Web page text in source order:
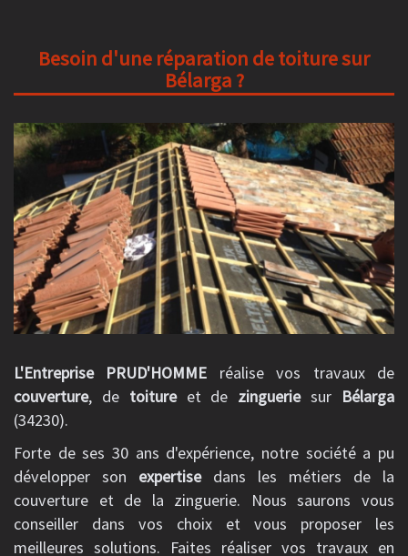
Besoin d'une réparation de toiture sur
Bélarga ?
L'Entreprise PRUD'HOMME réalise vos travaux de
couverture, de toitureet de zingueriesur Bélarga
(34230).
Forte de ses 30 ans d'expérience, notre société a pu
développer son expertisedans les métiers de la
couverture et de la zinguerie. Nous saurons vous
conseiller dans vos choix et vous proposer les
meilleures solutions. Faites réaliser vos travaux en